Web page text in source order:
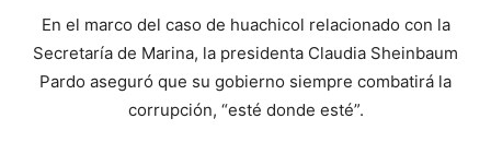
En el marco del caso de huachicol relacionado con la
Secretaría de Marina, la presidenta Claudia Sheinbaum
Pardo aseguró que su gobierno siempre combatirá la
corrupción, “esté donde esté”.